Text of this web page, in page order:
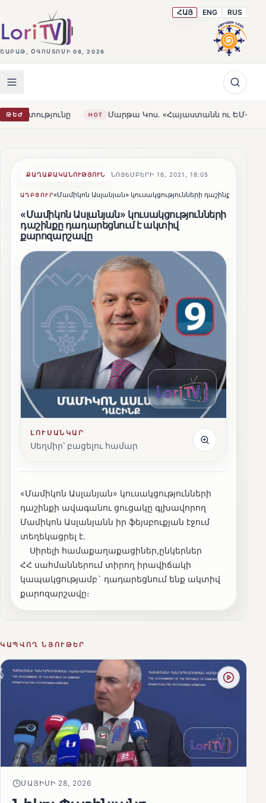
ՇԱԲԱԹ, ՕԳՈՍՏՈՍԻ 08, 2026
ՀԱՅ ENG RUS
ԹԵԺ HOT Մարթա Կոս. «Հայաստանն ու ԵՄ-ն երբեք այսքան
ՔԱՂԱՔԱԿԱՆՈՒԹՅՈՒՆ ՆՈՅԵՄԲԵՐԻ 16, 2021, 18:05
ԱՂԲՅՈՒՐ«Մամիկոն Ասլանյան» կուսակցությունների դաշինք
«Մամիկոն Ասլանյան» կուսակցությունների
դաշինքը դադարեցնում է ակտիվ
քարոզարշավը
ԼՈՒՍԱՆԿԱՐ
Սեղմիր՝ բացելու համար
«Մամիկոն Ասլանյան» կուսակցությունների
դաշինքի ավագանու ցուցակը գլխավորող
Մամիկոն Ասլանյանն իր ֆեյսբուքյան էջում
տեղեկացրել է.
Սիրելի համաքաղաքացիներ,ընկերներ
ՀՀ սահմաններում տիրող իրավիճակի
կապակցությամբ` դադարեցնում ենք ակտիվ
քարոզարշավը։
ԿԱՊՎՈՂ ՆՅՈՒԹԵՐ
ՄԱՅԻՍԻ 28, 2026